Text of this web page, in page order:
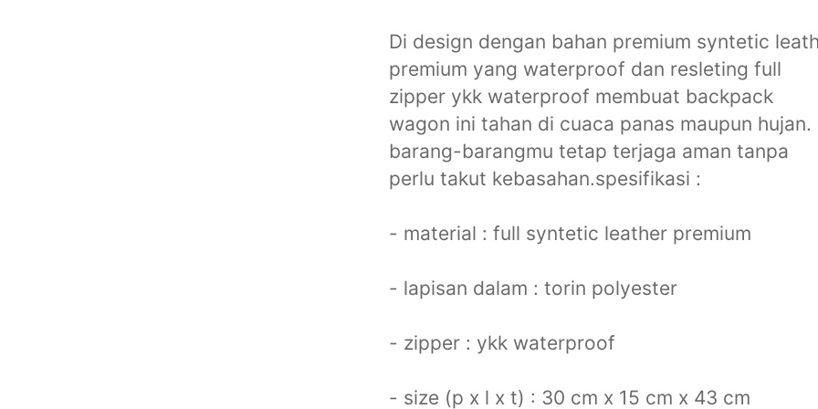
Di design dengan bahan premium syntetic
premium yang waterproof dan resleting full
zipper ykk waterproof membuat backpack
wagon ini tahan di cuaca panas maupun hujan.
barang-barangmu tetap terjaga aman tanpa
perlu takut kebasahan.spesifikasi :
- material : full syntetic leather premium
- lapisan dalam : torin polyester
- zipper : ykk waterproof
- size (p x l x t) : 30 cm x 15 cm x 43 cm